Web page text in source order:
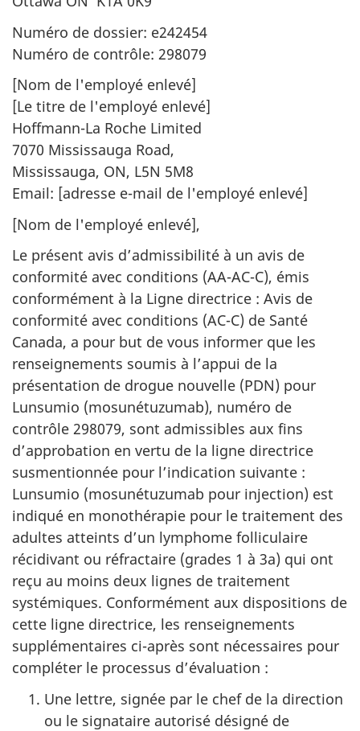
Numéro de dossier: e242454
Numéro de contrôle: 298079
[Nom de l'employé enlevé]
[Le titre de l'employé enlevé]
Hoffmann-La Roche Limited
7070 Mississauga Road,
Mississauga, ON, L5N 5M8
Email: [adresse e-mail de l'employé enlevé]
[Nom de l'employé enlevé],
Le présent avis d’admissibilité à un avis de
conformité avec conditions (AA-AC-C), émis
conformément à la Ligne directrice : Avis de
conformité avec conditions (AC-C) de Santé
Canada, a pour but de vous informer que les
renseignements soumis à l’appui de la
présentation de drogue nouvelle (PDN) pour
Lunsumio (mosunétuzumab), numéro de
contrôle 298079, sont admissibles aux fins
d’approbation en vertu de la ligne directrice
susmentionnée pour l’indication suivante :
Lunsumio (mosunétuzumab pour injection) est
indiqué en monothérapie pour le traitement des
adultes atteints d’un lymphome folliculaire
récidivant ou réfractaire (grades 1 à 3a) qui ont
reçu au moins deux lignes de traitement
systémiques. Conformément aux dispositions de
cette ligne directrice, les renseignements
supplémentaires ci-après sont nécessaires pour
compléter le processus d’évaluation :
Une lettre, signée par le chef de la direction
ou le signataire autorisé désigné de